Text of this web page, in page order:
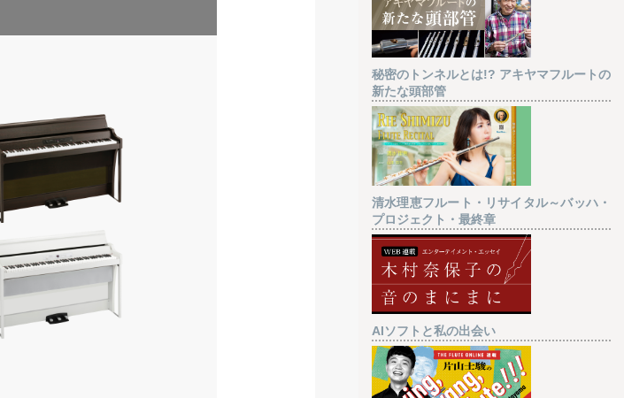
秘密のトンネルとは!? アキヤマフルートの
新たな頭部管
清水理恵フルート・リサイタル～バッハ・
プロジェクト・最終章
AIソフトと私の出会い